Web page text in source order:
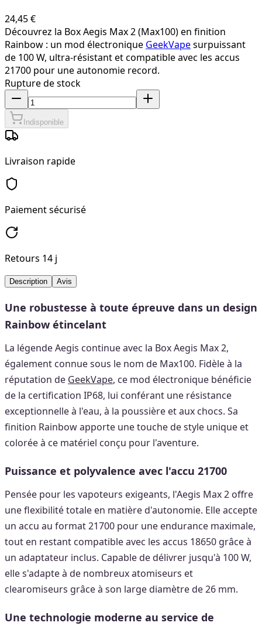
24,45 €
Découvrez la Box Aegis Max 2 (Max100) en finition
Rainbow : un mod électronique GeekVapesurpuissant
de 100 W, ultra-résistant et compatible avec les accus
21700 pour une autonomie record.
Rupture de stock
Indisponible
Livraison rapide
Paiement sécurisé
Retours 14 j
Description Avis
Une robustesse à toute épreuve dans un design
Rainbow étincelant
La légende Aegis continue avec la Box Aegis Max 2,
également connue sous le nom de Max100. Fidèle à la
réputation de GeekVape, ce mod électronique bénéficie
de la certification IP68, lui conférant une résistance
exceptionnelle à l'eau, à la poussière et aux chocs. Sa
finition Rainbow apporte une touche de style unique et
colorée à ce matériel conçu pour l'aventure.
Puissance et polyvalence avec l'accu 21700
Pensée pour les vapoteurs exigeants, l'Aegis Max 2 offre
une flexibilité totale en matière d'autonomie. Elle accepte
un accu au format 21700 pour une endurance maximale,
tout en restant compatible avec les accus 18650 grâce à
un adaptateur inclus. Capable de délivrer jusqu'à 100 W,
elle s'adapte à de nombreux atomiseurs et
clearomiseurs grâce à son large diamètre de 26 mm.
Une technologie moderne au service de